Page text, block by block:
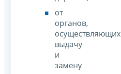
от
органов,
осуществляющих
выдачу
и
замену